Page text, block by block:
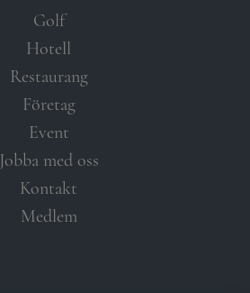
Golf
Hotell
Restaurang
Företag
Event
Jobba med oss
Kontakt
Medlem